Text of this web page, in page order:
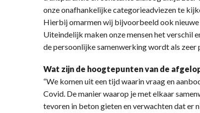
onze onafhankelijke categorieadviezen te
Hierbij omarmen wij bijvoorbeeld ook
Uiteindelijk maken onze mensen het verschil
de persoonlijke samenwerking wordt als zeer
Wat zijn de hoogtepunten van de
“We komen uit een tijd waarin vraag en
Covid. De manier waarop je met elkaar
tevoren in beton gieten en verwachten dat er